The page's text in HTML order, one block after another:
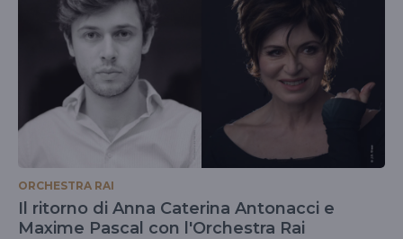
ORCHESTRA RAI
Il ritorno di Anna Caterina Antonacci e
Maxime Pascal con l'Orchestra Rai